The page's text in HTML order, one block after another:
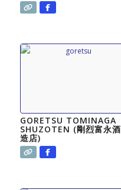
GORETSU TOMINAGA
SHUZOTEN (剛烈富永酒
造店)